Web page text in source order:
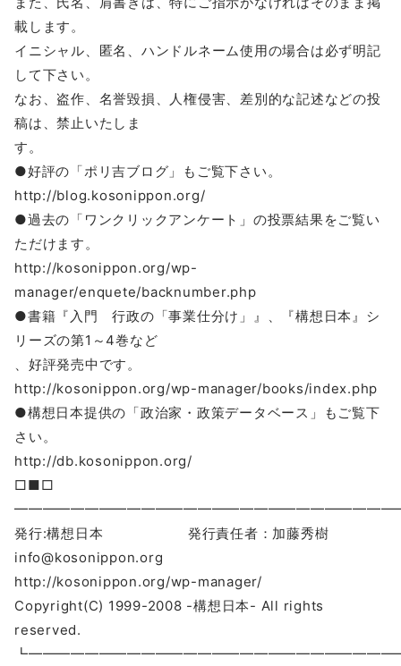
載します。
イニシャル、匿名、ハンドルネーム使用の場合は必ず明記
して下さい。
なお、盗作、名誉毀損、人権侵害、差別的な記述などの投
稿は、禁止いたしま
す。
●好評の「ポリ吉ブログ」もご覧下さい。
http://blog.kosonippon.org/
●過去の「ワンクリックアンケート」の投票結果をご覧い
ただけます。
http://kosonippon.org/wp-
manager/enquete/backnumber.php
●書籍『入門 行政の「事業仕分け」』、『構想日本』シ
リーズの第1～4巻など
、好評発売中です。
http://kosonippon.org/wp-manager/books/index.php
●構想日本提供の「政治家・政策データベース」もご覧下
さい。
http://db.kosonippon.org/
□■□
発行:構想日本 発行責任者：加藤秀樹
info@kosonippon.org
http://kosonippon.org/wp-manager/
Copyright(C) 1999-2008 -構想日本- All rights
reserved.